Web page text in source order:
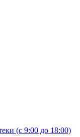
(с 9:00 до 18:00)